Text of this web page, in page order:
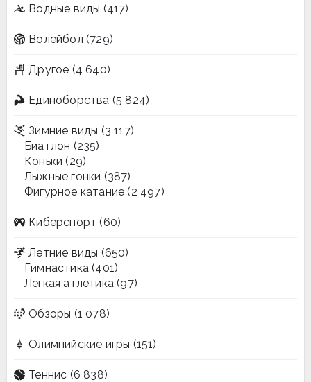
Водные виды (417)
Волейбол (729)
Другое (4 640)
Единоборства (5 824)
Зимние виды (3 117)
Биатлон (235)
Коньки (29)
Лыжные гонки (387)
Фигурное катание (2 497)
Киберспорт (60)
Летние виды (650)
Гимнастика (401)
Легкая атлетика (97)
Обзоры (1 078)
Олимпийские игры (151)
Теннис (6 838)